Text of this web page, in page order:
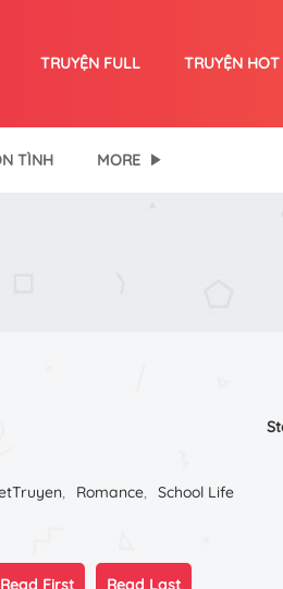
TRUYỆN FULL TRUYỆN HOT
TÌNH MORE
, Romance, School Life
Read First Read Last